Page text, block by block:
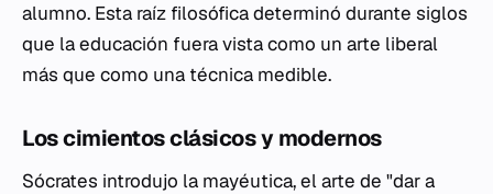
alumno. Esta raíz filosófica determinó durante siglos
que la educación fuera vista como un arte liberal
más que como una técnica medible.
Los cimientos clásicos y modernos
Sócrates introdujo la mayéutica, el arte de "dar a